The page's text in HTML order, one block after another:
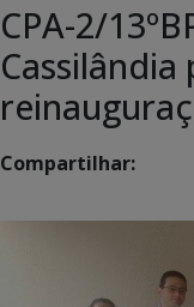
CPA-2/
Cassilândia
Compartilhar: